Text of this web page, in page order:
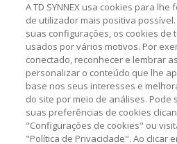
Twitter
Channel Academy
SOBRE O BLOG
Nosso objetivo é levar até você as
tendências sobre o mercado de TI,
atualizado sobre as últimas
A TD SYNNEX usa cookies para
de utilizador mais positiva
suas configurações, os cookies de
usados por vários motivos. Por
conectado, reconhecer e lembrar
personalizar o conteúdo que lhe
base nos seus interesses e
do site por meio de análises. Pode
suas preferências de cookies
"Configurações de cookies" ou
"Política de Privacidade". Ao clicar